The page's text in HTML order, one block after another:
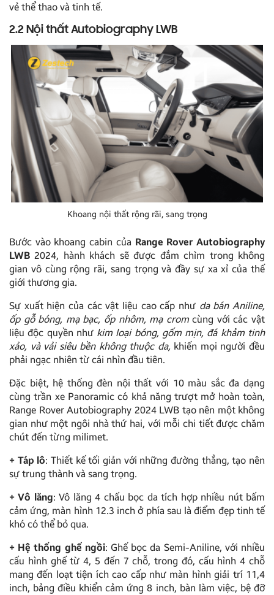
vẻ thể thao và tinh tế.
2.2 Nội thất Autobiography LWB
Khoang nội thất rộng rãi, sang trọng
Bước vào khoang cabin của Range Rover Autobiography
LWB 2024, hành khách sẽ được đắm chìm trong không
gian vô cùng rộng rãi, sang trọng và đầy sự xa xỉ của thế
giới thương gia.
Sự xuất hiện của các vật liệu cao cấp như da bán Aniline,
ốp gỗ bóng, mạ bạc, ốp nhôm, mạ cromcùng với các vật
liệu độc quyền như kim loại bóng, gốm mịn, đá khảm tinh
xảo, và vải siêu bền không thuộc da, khiến mọi người đều
phải ngạc nhiên từ cái nhìn đầu tiên.
Đặc biệt, hệ thống đèn nội thất với 10 màu sắc đa dạng
cùng trần xe Panoramic có khả năng trượt mở hoàn toàn,
Range Rover Autobiography 2024 LWB tạo nên một không
gian như một ngôi nhà thứ hai, với mỗi chi tiết được chăm
chút đến từng milimet.
+ Táp lô: Thiết kế tối giản với những đường thẳng, tạo nên
sự trung thành và sang trọng.
+ Vô lăng: Vô lăng 4 chấu bọc da tích hợp nhiều nút bấm
cảm ứng, màn hình 12.3 inch ở phía sau là điểm đẹp tinh tế
khó có thể bỏ qua.
+ Hệ thống ghế ngồi: Ghế bọc da Semi-Aniline, với nhiều
cấu hình ghế từ 4, 5 đến 7 chỗ, trong đó, cấu hình 4 chỗ
mang đến loạt tiện ích cao cấp như màn hình giải trí 11,4
inch, bảng điều khiển cảm ứng 8 inch, bàn làm việc, bệ đỡ